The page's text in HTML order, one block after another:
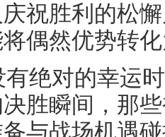
祝胜利的松
偶然优势转
绝对的幸运
胜瞬间，那
与战场机遇